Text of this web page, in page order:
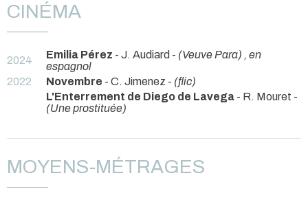
CINÉMA
2024 Emilia Pérez - J. Audiard - (Veuve Para) , en
espagnol
2022
Novembre - C. Jimenez - (flic)
L'Enterrement de Diego de Lavega - R. Mouret -
(Une prostituée)
MOYENS-MÉTRAGES